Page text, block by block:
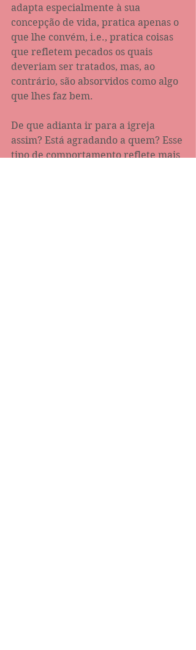
adapta especialmente à sua
concepção de vida, pratica apenas o
que lhe convém, i.e., pratica coisas
que refletem pecados os quais
deveriam ser tratados, mas, ao
contrário, são absorvidos como algo
que lhes faz bem.
De que adianta ir para a igreja
assim? Está agradando a quem? Esse
tipo de comportamento reflete mais